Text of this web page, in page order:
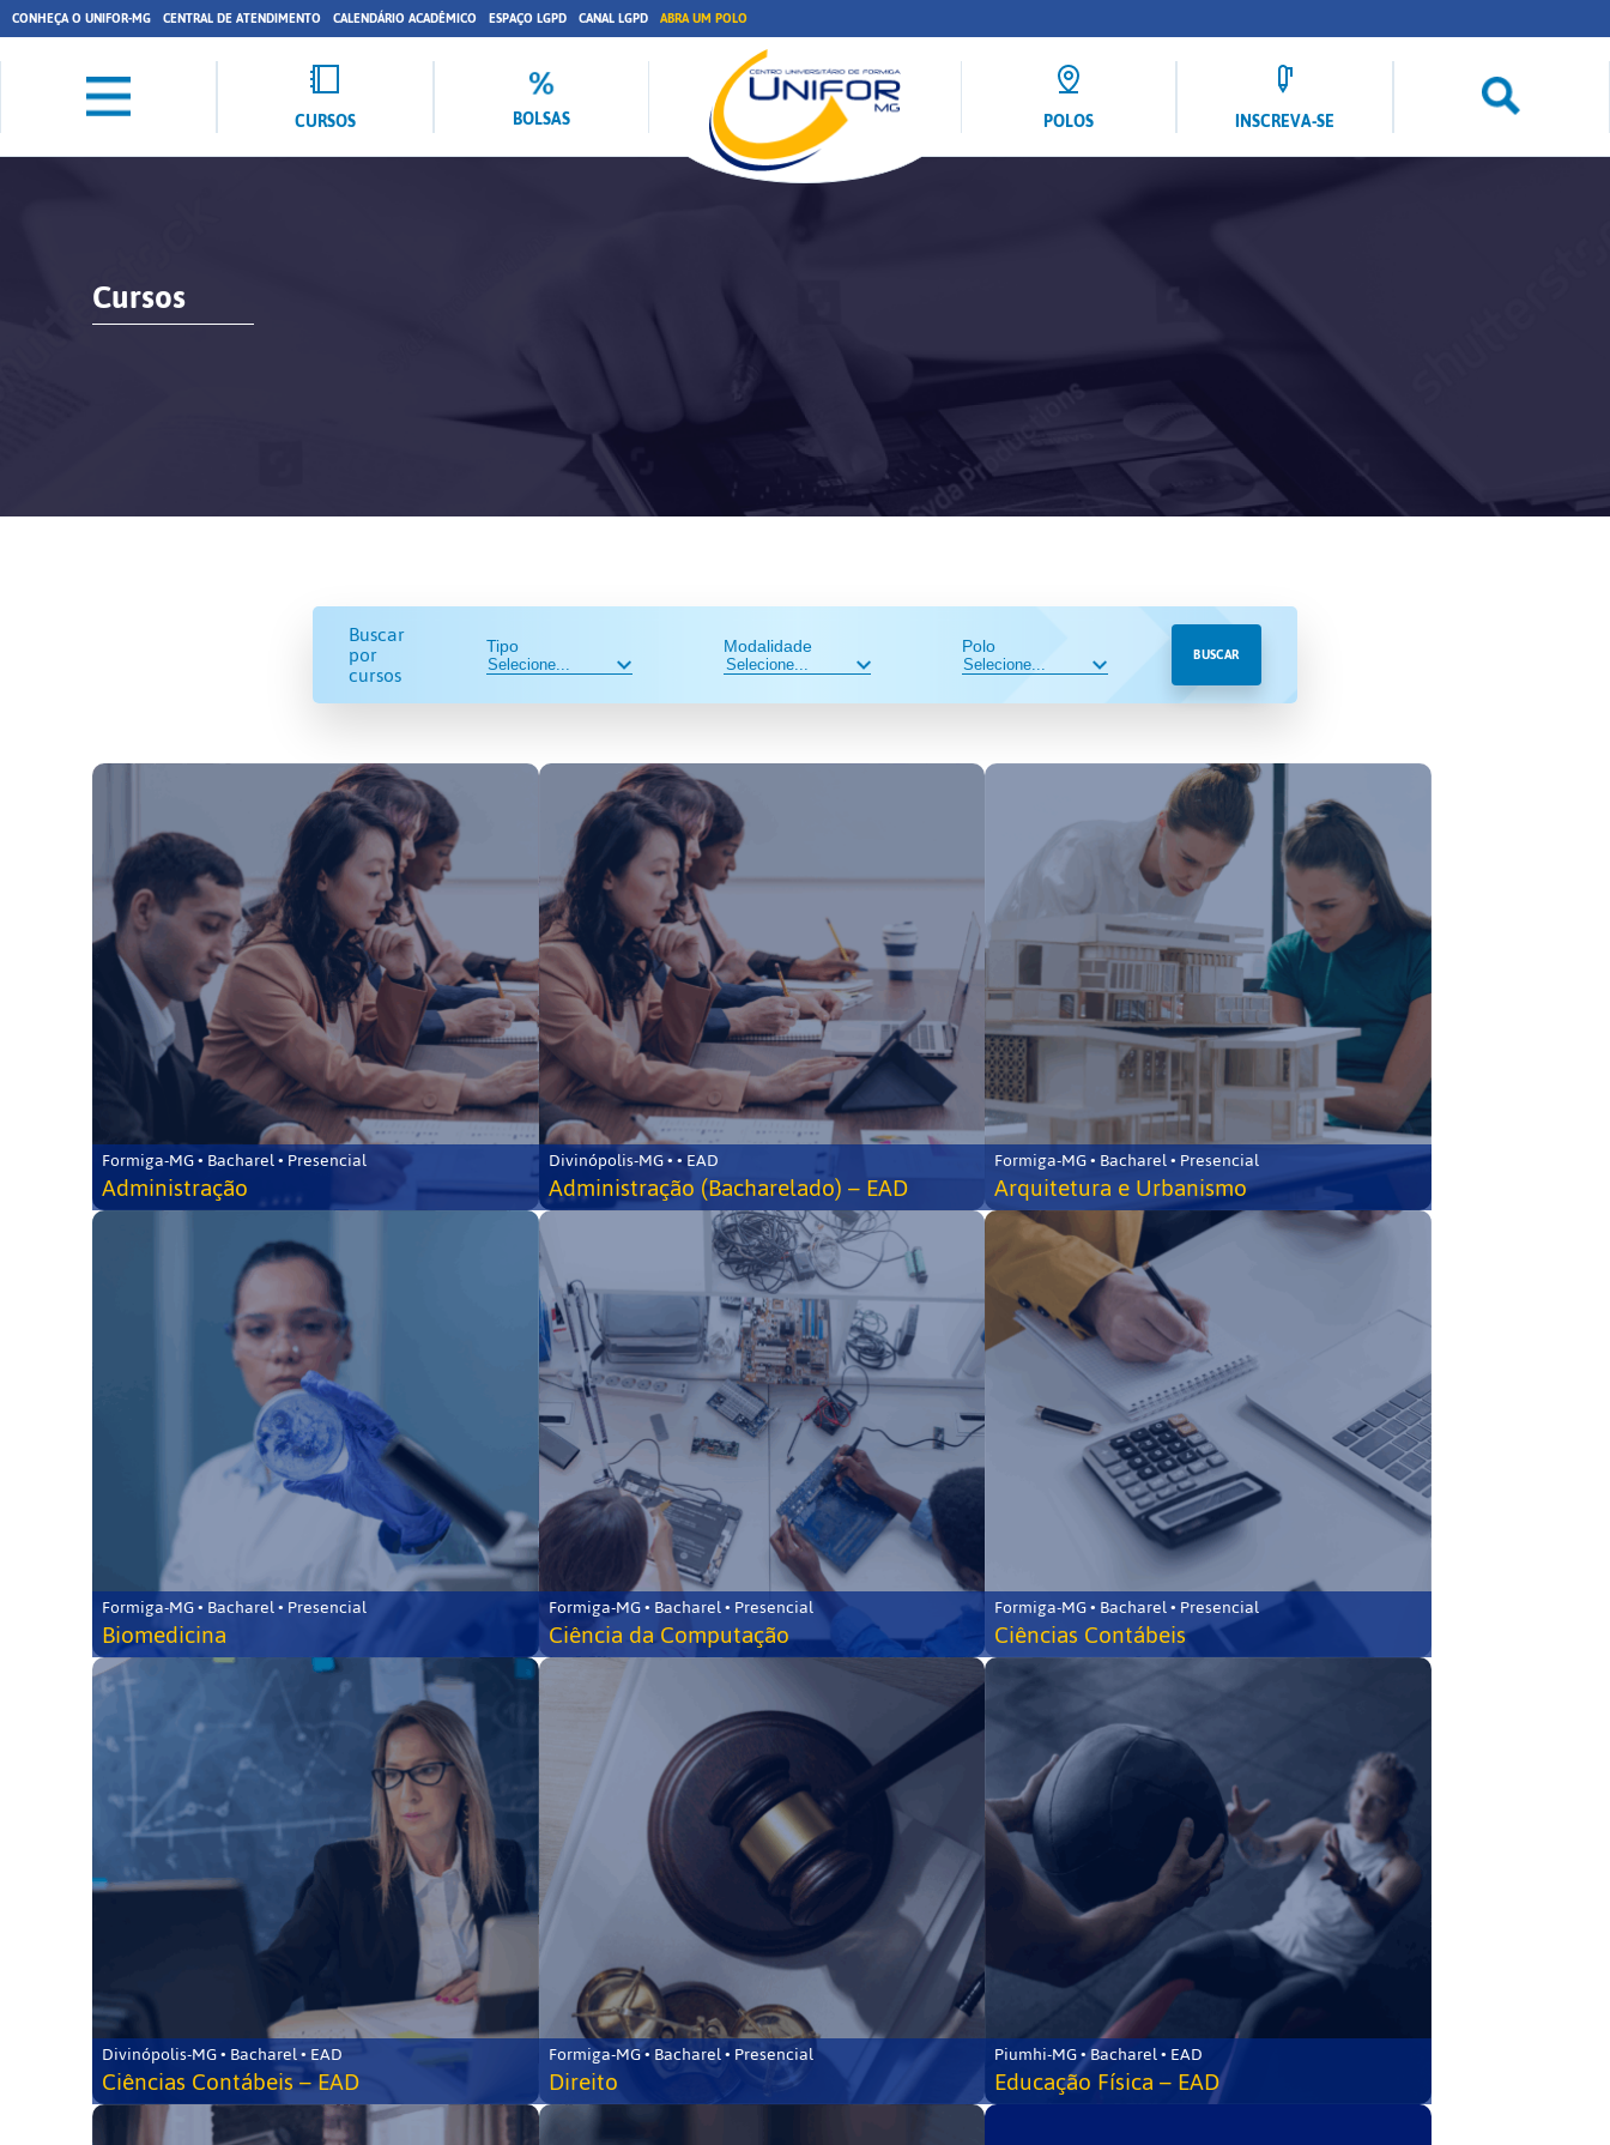
CONHEÇA O UNIFOR-MG CENTRAL DE ATENDIMENTO CALENDÁRIO ACADÊMICO ESPAÇO LGPD CANAL LGPD ABRA UM POLO
CURSOS BOLSAS POLOS INSCREVA-SE
Cursos
Buscar
por
cursos
Tipo Modalidade Polo BUSCAR
Formiga-MG • Bacharel • Presencial
Administração
Divinópolis-MG • • EAD
Administração (Bacharelado) – EAD
Formiga-MG • Bacharel • Presencial
Arquitetura e Urbanismo
Formiga-MG • Bacharel • Presencial
Biomedicina
Formiga-MG • Bacharel • Presencial
Ciência da Computação
Formiga-MG • Bacharel • Presencial
Ciências Contábeis
Divinópolis-MG • Bacharel • EAD
Ciências Contábeis – EAD
Formiga-MG • Bacharel • Presencial
Direito
Piumhi-MG • Bacharel • EAD
Educação Física – EAD